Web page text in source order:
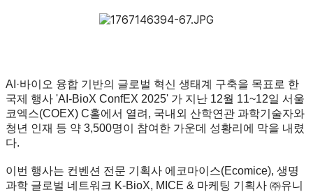
AI·바이오 융합 기반의 글로벌 혁신 생태계 구축을 목표로 한
국제 행사 'AI-BioX ConfEX 2025' 가 지난 12월 11~12일 서울
코엑스(COEX) C홀에서 열려, 국내외 산학연관 과학기술자와
청년 인재 등 약 3,500명이 참여한 가운데 성황리에 막을 내렸
다.
이번 행사는 컨벤션 전문 기획사 에코마이스(Ecomice), 생명
과학 글로벌 네트워크 K-BioX, MICE & 마케팅 기획사 ㈜유니